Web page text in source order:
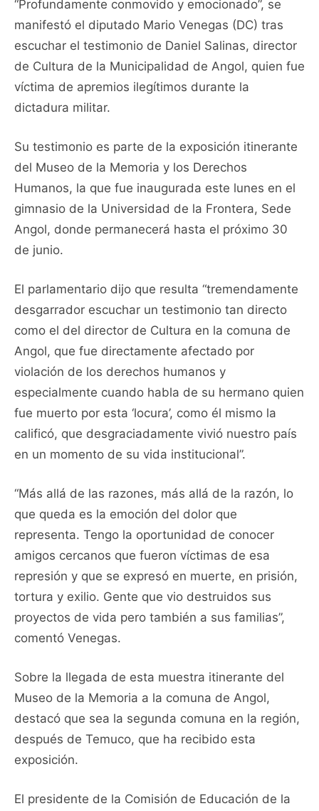
“Profundamente conmovido y emocionado”, se
manifestó el diputado Mario Venegas (DC) tras
escuchar el testimonio de Daniel Salinas, director
de Cultura de la Municipalidad de Angol, quien fue
víctima de apremios ilegítimos durante la
dictadura militar.
Su testimonio es parte de la exposición itinerante
del Museo de la Memoria y los Derechos
Humanos, la que fue inaugurada este lunes en el
gimnasio de la Universidad de la Frontera, Sede
Angol, donde permanecerá hasta el próximo 30
de junio.
El parlamentario dijo que resulta “tremendamente
desgarrador escuchar un testimonio tan directo
como el del director de Cultura en la comuna de
Angol, que fue directamente afectado por
violación de los derechos humanos y
especialmente cuando habla de su hermano quien
fue muerto por esta ‘locura’, como él mismo la
calificó, que desgraciadamente vivió nuestro país
en un momento de su vida institucional”.
“Más allá de las razones, más allá de la razón, lo
que queda es la emoción del dolor que
representa. Tengo la oportunidad de conocer
amigos cercanos que fueron víctimas de esa
represión y que se expresó en muerte, en prisión,
tortura y exilio. Gente que vio destruidos sus
proyectos de vida pero también a sus familias”,
comentó Venegas.
Sobre la llegada de esta muestra itinerante del
Museo de la Memoria a la comuna de Angol,
destacó que sea la segunda comuna en la región,
después de Temuco, que ha recibido esta
exposición.
El presidente de la Comisión de Educación de la